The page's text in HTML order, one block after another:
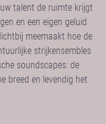
talent de ruimte krijgt
en een eigen geluid
meemaakt hoe de
strijkensembles
soundscapes: de
breed en levendig het